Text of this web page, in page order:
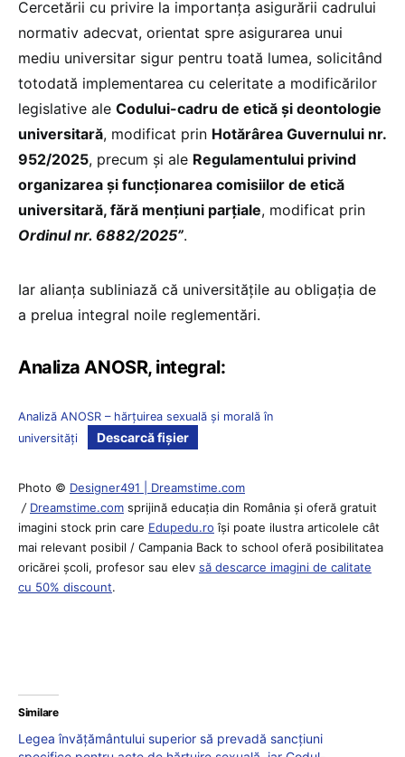
Cercetării cu privire la importanța asigurării cadrului
normativ adecvat, orientat spre asigurarea unui
mediu universitar sigur pentru toată lumea, solicitând
totodată implementarea cu celeritate a modificărilor
legislative ale Codului-cadru de etică și deontologie
universitară, modificat prin Hotărârea Guvernului nr.
952/2025, precum și ale Regulamentului privind
organizarea și funcționarea comisiilor de etică
universitară, fără mențiuni parțiale, modificat prin
Ordinul nr. 6882/2025”.
Iar alianța subliniază că universitățile au obligația de
a prelua integral noile reglementări.
Analiza ANOSR, integral:
Analiză ANOSR – hărțuirea sexuală și morală în
universități
Descarcă fișier
Photo © Designer491 | Dreamstime.com
/ Dreamstime.com sprijină educaţia din România şi oferă gratuit
imagini stock prin care Edupedu.ro îşi poate ilustra articolele cât
mai relevant posibil / Campania Back to school oferă posibilitatea
oricărei școli, profesor sau elev să descarce imagini de calitate
cu 50% discount.
Similare
Legea învățământului superior să prevadă sancțiuni